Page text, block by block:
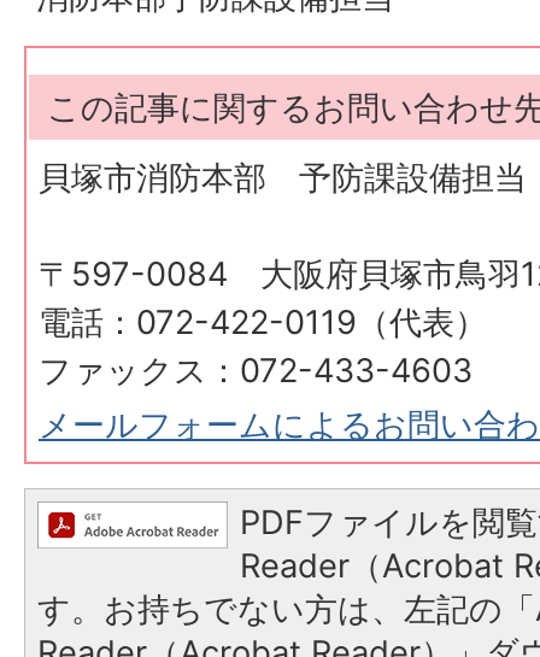
この記事に関するお問い合わせ
貝塚市消防本部 予防課設備担当
〒597-0084 大阪府貝塚市鳥羽
電話：072-422-0119（代表）
ファックス：072-433-4603
メールフォームによるお問い合
PDFファイルを閲
Reader（Acrobat
す。お持ちでない方は、左記の